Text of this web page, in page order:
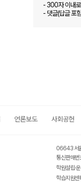
- 300자 이내
- 댓글(답글 포
언론보도 사회공헌
06643 서
통신판매
학원설립·
학습지원